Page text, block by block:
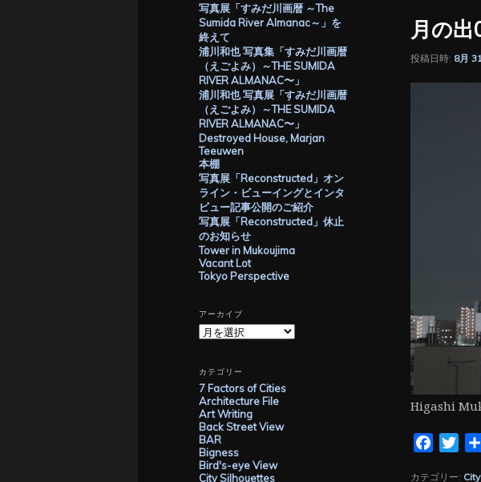
ナ
ビ
ゲ
月の出
投稿日時: 8月
Higashi
Facebook
カテゴリー:
写真展「すみだ川画暦 ～The
Sumida River Almanac～」を
終えて
浦川和也 写真集「すみだ川画暦
（えごよみ）～THE SUMIDA
RIVER ALMANAC〜」
浦川和也 写真展「すみだ川画暦
（えごよみ）～THE SUMIDA
RIVER ALMANAC〜」
Destroyed House, Marjan
Teeuwen
本棚
写真展「Reconstructed」オン
ライン・ビューイングとインタ
ビュー記事公開のご紹介
写真展「Reconstructed」休止
のお知らせ
Tower in Mukoujima
Vacant Lot
Tokyo Perspective
アーカイブ
ア
ー
イ
ブ
カテゴリー
7 Factors of Cities
Architecture File
Art Writing
Back Street View
BAR
Bigness
Bird's-eye View
City Silhouettes